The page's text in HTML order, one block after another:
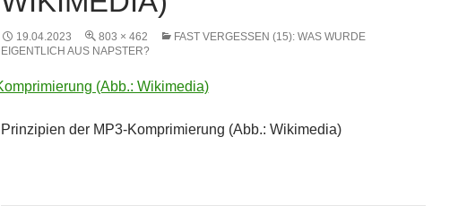
19.04.2023 803 × 462
FAST VERGESSEN (15): WAS WURDE
EIGENTLICH AUS NAPSTER?
Prinzipien der MP3-Komprimierung (Abb.: Wikimedia)